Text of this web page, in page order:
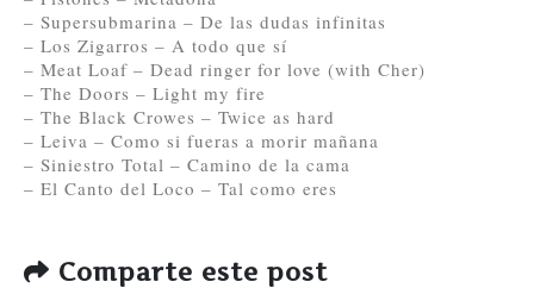
– Supersubmarina – De las dudas infinitas
– Los Zigarros – A todo que sí
– Meat Loaf – Dead ringer for love (with Cher)
– The Doors – Light my fire
– The Black Crowes – Twice as hard
– Leiva – Como si fueras a morir mañana
– Siniestro Total – Camino de la cama
– El Canto del Loco – Tal como eres
Comparte este post